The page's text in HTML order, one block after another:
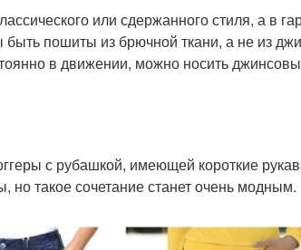
или сдержанного стиля, а в
пошиты из брючной ткани, а не из
в движении, можно носить
с рубашкой, имеющей короткие
такое сочетание станет очень модным.